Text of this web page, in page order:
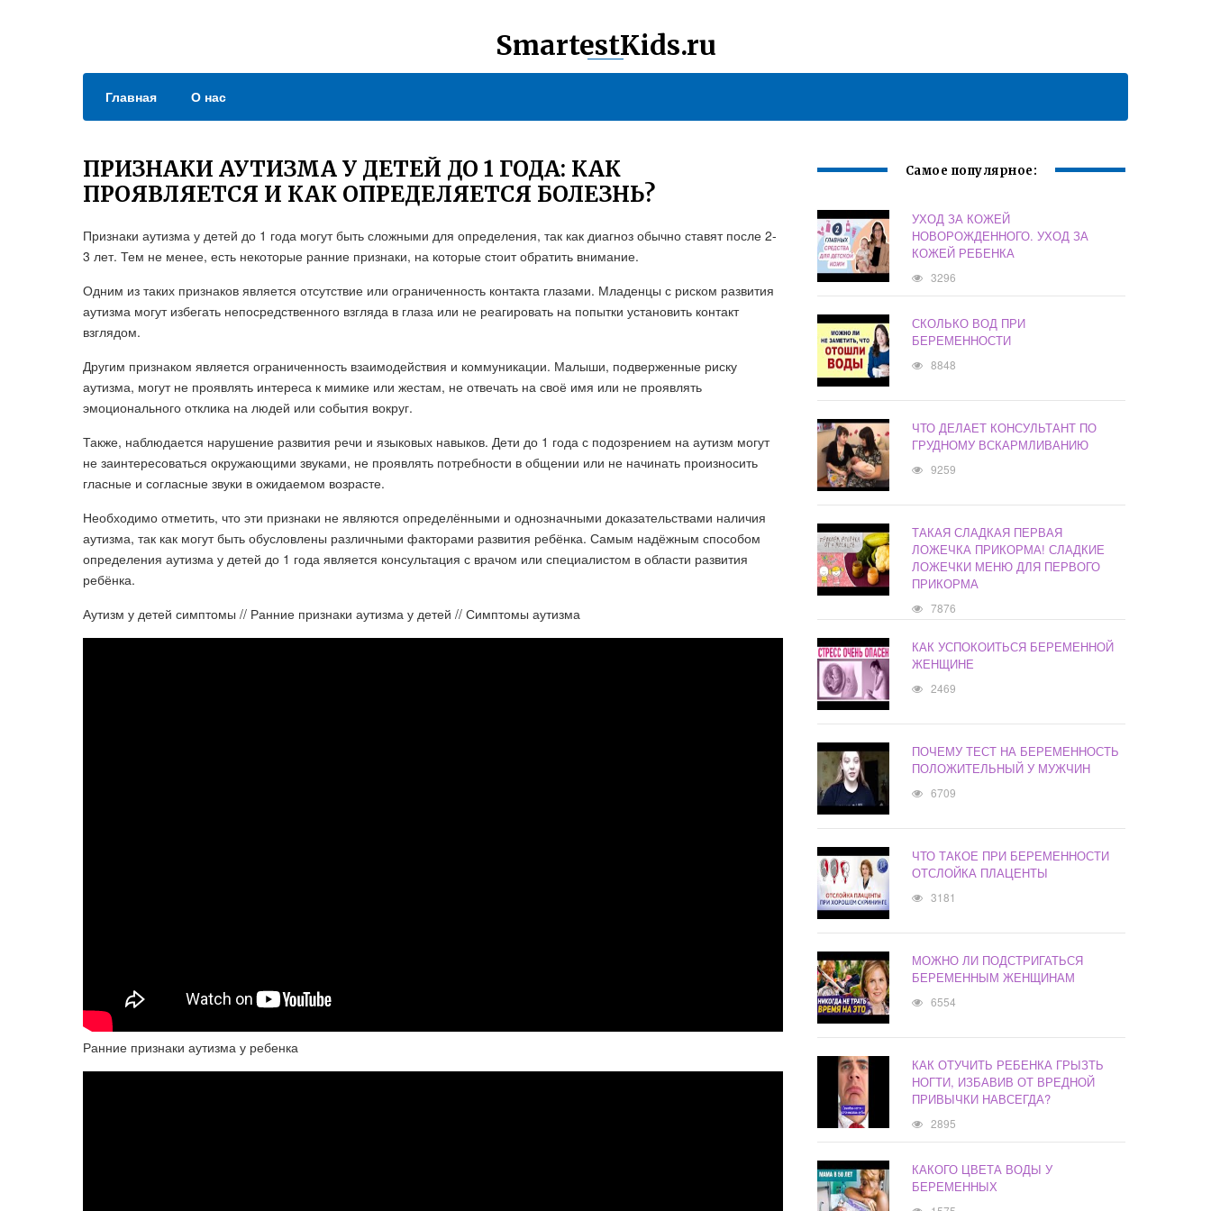
SmartestKids.ru
Главная О нас
ПРИЗНАКИ АУТИЗМА У ДЕТЕЙ ДО 1 ГОДА: КАК
ПРОЯВЛЯЕТСЯ И КАК ОПРЕДЕЛЯЕТСЯ БОЛЕЗНЬ?
Признаки аутизма у детей до 1 года могут быть сложными для определения, так как диагноз обычно ставят после 2-
3 лет. Тем не менее, есть некоторые ранние признаки, на которые стоит обратить внимание.
Одним из таких признаков является отсутствие или ограниченность контакта глазами. Младенцы с риском развития
аутизма могут избегать непосредственного взгляда в глаза или не реагировать на попытки установить контакт
взглядом.
Другим признаком является ограниченность взаимодействия и коммуникации. Малыши, подверженные риску
аутизма, могут не проявлять интереса к мимике или жестам, не отвечать на своё имя или не проявлять
эмоционального отклика на людей или события вокруг.
Также, наблюдается нарушение развития речи и языковых навыков. Дети до 1 года с подозрением на аутизм могут
не заинтересоваться окружающими звуками, не проявлять потребности в общении или не начинать произносить
гласные и согласные звуки в ожидаемом возрасте.
Необходимо отметить, что эти признаки не являются определёнными и однозначными доказательствами наличия
аутизма, так как могут быть обусловлены различными факторами развития ребёнка. Самым надёжным способом
определения аутизма у детей до 1 года является консультация с врачом или специалистом в области развития
ребёнка.
Аутизм у детей симптомы // Ранние признаки аутизма у детей // Симптомы аутизма
Ранние признаки аутизма у ребенка
Самое популярное:
УХОД ЗА КОЖЕЙ
НОВОРОЖДЕННОГО. УХОД ЗА
КОЖЕЙ РЕБЕНКА
3296
СКОЛЬКО ВОД ПРИ
БЕРЕМЕННОСТИ
8848
ЧТО ДЕЛАЕТ КОНСУЛЬТАНТ ПО
ГРУДНОМУ ВСКАРМЛИВАНИЮ
9259
ТАКАЯ СЛАДКАЯ ПЕРВАЯ
ЛОЖЕЧКА ПРИКОРМА! СЛАДКИЕ
ЛОЖЕЧКИ МЕНЮ ДЛЯ ПЕРВОГО
ПРИКОРМА
7876
КАК УСПОКОИТЬСЯ БЕРЕМЕННОЙ
ЖЕНЩИНЕ
2469
ПОЧЕМУ ТЕСТ НА БЕРЕМЕННОСТЬ
ПОЛОЖИТЕЛЬНЫЙ У МУЖЧИН
6709
ЧТО ТАКОЕ ПРИ БЕРЕМЕННОСТИ
ОТСЛОЙКА ПЛАЦЕНТЫ
3181
МОЖНО ЛИ ПОДСТРИГАТЬСЯ
БЕРЕМЕННЫМ ЖЕНЩИНАМ
6554
КАК ОТУЧИТЬ РЕБЕНКА ГРЫЗТЬ
НОГТИ, ИЗБАВИВ ОТ ВРЕДНОЙ
ПРИВЫЧКИ НАВСЕГДА?
2895
КАКОГО ЦВЕТА ВОДЫ У
БЕРЕМЕННЫХ